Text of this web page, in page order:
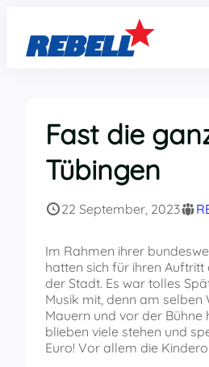
springen
Fast die
Tübingen
22 September, 2023
Im Rahmen ihrer
hatten sich für ihren
der Stadt. Es war tolles
Musik mit, denn am
Mauern und vor der
blieben viele stehen und
Euro! Vor allem die